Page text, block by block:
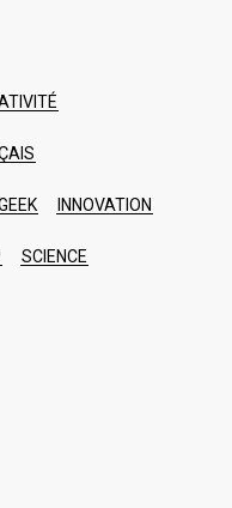
INNOVATION
SCIENCE